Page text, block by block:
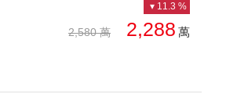
2,580 萬 2,288 萬
11.3 %